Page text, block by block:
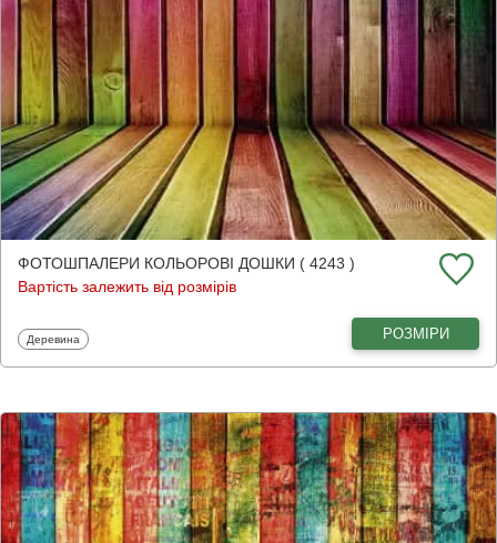
ФОТОШПАЛЕРИ КОЛЬОРОВІ ДОШКИ ( 4243 )
Вартість залежить від розмірів
Фотошпалери
Деревина РОЗМІРИ